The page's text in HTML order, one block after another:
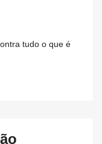
tudo o que é